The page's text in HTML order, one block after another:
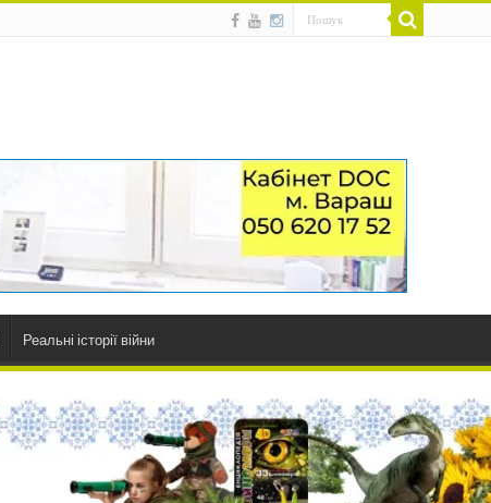
Реальні історії війни